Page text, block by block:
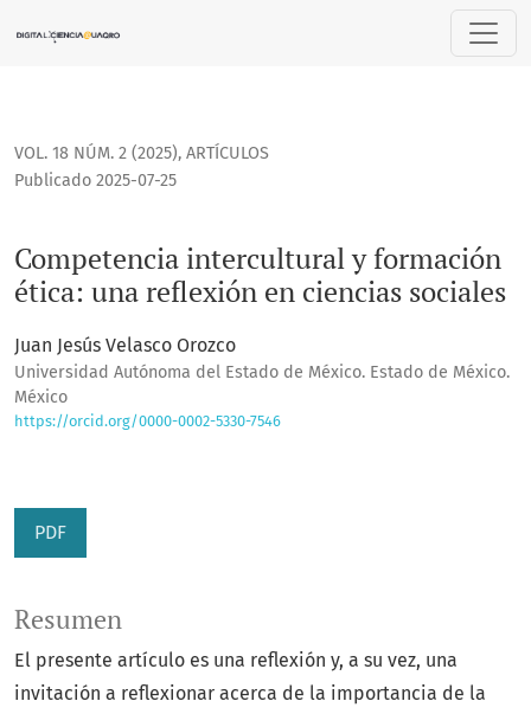
Competencia intercultural y formación ética: una reflexión
VOL. 18 NÚM. 2 (2025), ARTÍCULOS
Competencia intercultural y formación
ética: una reflexión en ciencias sociales
Publicado 2025-07-25
Juan Jesús Velasco Orozco
Universidad Autónoma del Estado de México. Estado de México.
México
https://orcid.org/0000-0002-5330-7546
PDF
Resumen
El presente artículo es una reflexión y, a su vez, una
invitación a reflexionar acerca de la importancia de la